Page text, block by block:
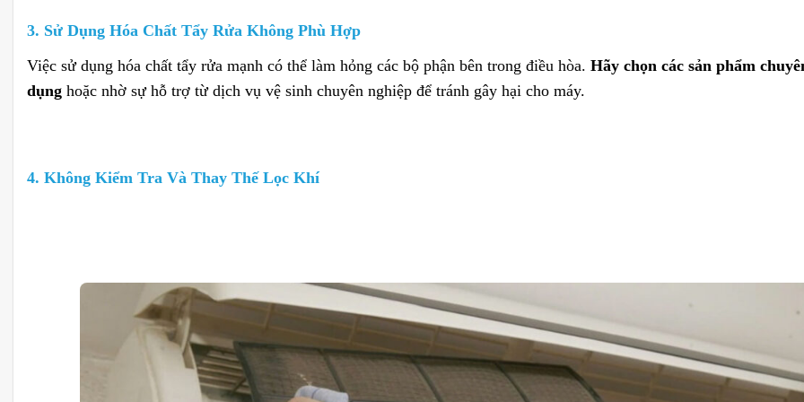
3. Sử Dụng Hóa Chất Tẩy Rửa Không Phù Hợp
Việc sử dụng hóa chất tẩy rửa mạnh có thể làm hỏng các bộ phận bên trong điều hòa. Hãy chọn các sản phẩm
dụng hoặc nhờ sự hỗ trợ từ dịch vụ vệ sinh chuyên nghiệp để tránh gây hại cho máy.
4. Không Kiểm Tra Và Thay Thế Lọc Khí